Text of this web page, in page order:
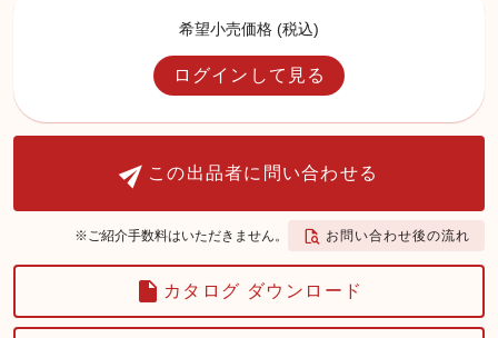
希望小売価格 (税込)
ログインして見る
この出品者に問い合わせる
※ご紹介手数料はいただきません。 お問い合わせ後の流れ
カタログ ダウンロード